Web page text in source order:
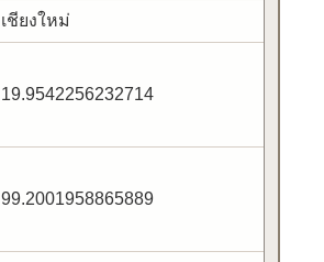
เชียงใหม่
19.9542256232714
99.2001958865889